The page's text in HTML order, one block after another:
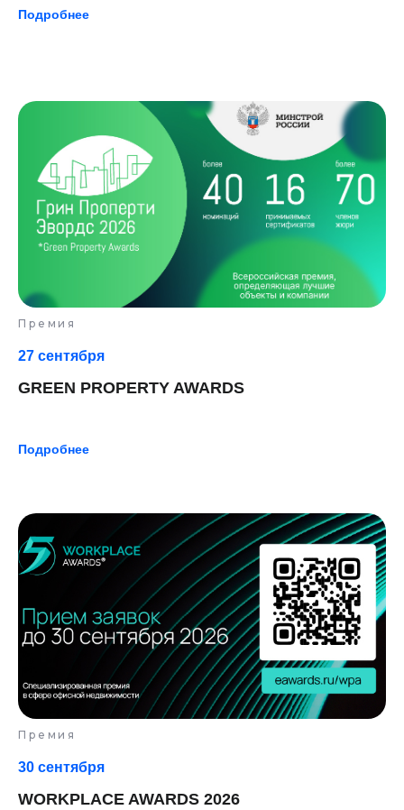
Подробнее
Премия
27 сентября
GREEN PROPERTY AWARDS
Подробнее
Премия
30 сентября
WORKPLACE AWARDS 2026